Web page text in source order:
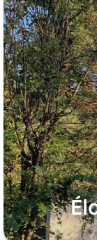
Élagage
Essentiel à
réalisé par
consiste
branches.
croissance
état.
En savoir